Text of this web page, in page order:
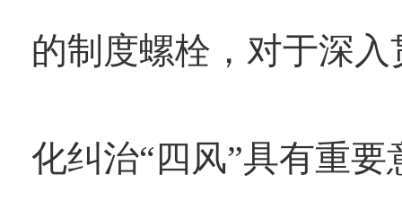
的制度螺栓，对于深
化纠治“四风”具有重要